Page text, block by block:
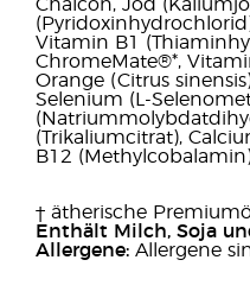
Chalcon, Jod
Vitamin B1
ChromeMate®*,
Orange (Citrus
Selenium (L-
(Trikaliumcitrat),
B12
† ätherische
Enthält Milch, Soja
Allergene: Allergene